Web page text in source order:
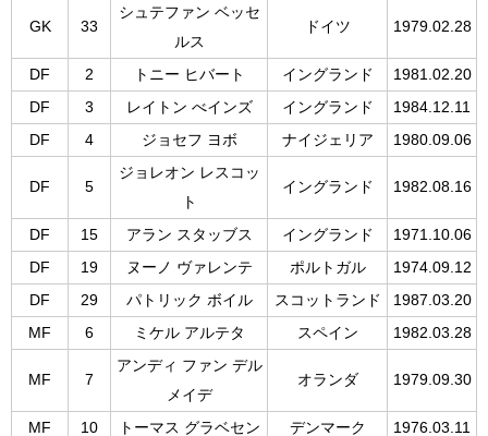
GK 33
シュテファン ベッセ
ルス
ドイツ 1979.02.28
DF 2 トニー ヒバート イングランド
1981.02.20
DF
3 レイトン べインズ イングランド
1984.12.11
DF
4 ジョセフ ヨボ ナイジェリア 1980.09.06
DF 5
ジョレオン レスコッ
ト
イングランド 1982.08.16
DF 15 アラン スタッブス イングランド
1971.10.06
DF
19 ヌーノ ヴァレンテ ポルトガル
1974.09.12
DF
29 パトリック ボイル スコットランド
1987.03.20
MF
6 ミケル アルテタ スペイン 1982.03.28
MF 7
アンディ ファン デル
メイデ
オランダ 1979.09.30
MF 10 トーマス グラベセン デンマーク 1976.03.11